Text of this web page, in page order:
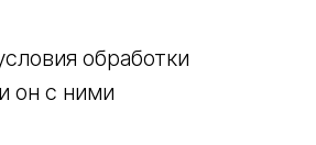
обработки
он с ними